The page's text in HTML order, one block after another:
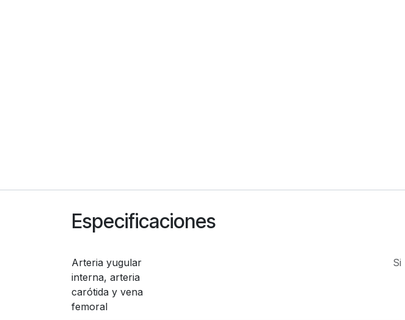
Especificaciones
Arteria yugular
interna, arteria
carótida y vena
femoral
Si